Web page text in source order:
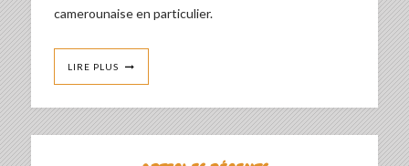
camerounaise en particulier.
LIRE PLUS